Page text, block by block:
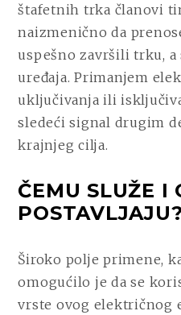
štafetnih trka članovi
naizmenično da
uspešno završili trku,
uređaja. Primanjem
uključivanja ili
sledeći signal drugim
krajnjeg cilja.
ČEMU SLUŽE I
POSTAVLJAJU?
Široko polje primene,
omogućilo je da se
vrste ovog električnog